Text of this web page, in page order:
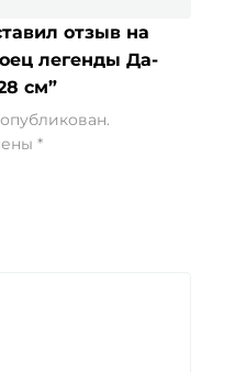
отзыв на
легенды Да-
см”
*